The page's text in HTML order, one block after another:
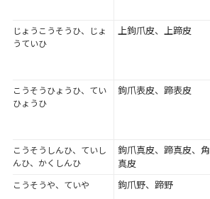
じょうこうそうひ、じょ
うていひ
上鉤爪皮、上蹄皮
こうそうひょうひ、てい
ひょうひ
鉤爪表皮、蹄表皮
こうそうしんひ、ていし
んひ、かくしんひ
鉤爪真皮、蹄真皮、角
真皮
こうそうや、ていや
鉤爪野、蹄野